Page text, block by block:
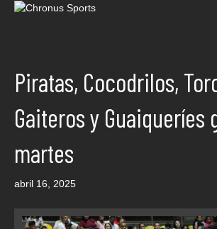
Piratas, Cocodrilos,
Gaiteros y Guaiqueríes
martes
abril 16, 2025